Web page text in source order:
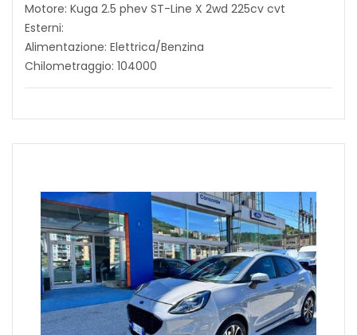
Motore: Kuga 2.5 phev ST-Line X 2wd 225cv cvt
Esterni:
Alimentazione: Elettrica/Benzina
Chilometraggio: 104000